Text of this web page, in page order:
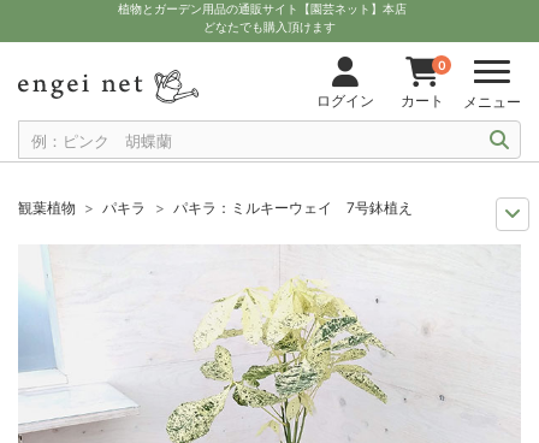
植物とガーデン用品の通販サイト【園芸ネット】本店
どなたでも購入頂けます
ログイン
0
カート メニュー
観葉植物 パキラ
パキラ：ミルキーウェイ 7号鉢植え
観葉植物特集
ポットサイズ別 6号～7号
パキラ：ミルキーウェイ 7号
観葉植物特集
葉の色から パキラ：ミルキーウェイ 7号鉢植え